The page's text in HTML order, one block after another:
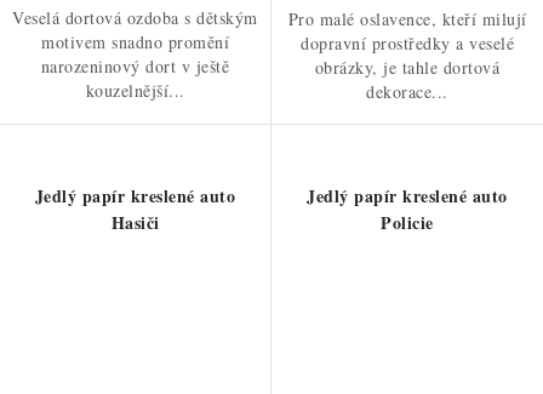
Veselá dortová ozdoba s dětským
motivem snadno promění
narozeninový dort v ještě
kouzelnější...
Pro malé oslavence, kteří milují
dopravní prostředky a veselé
obrázky, je tahle dortová
dekorace...
Jedlý papír kreslené auto
Hasiči
Jedlý papír kreslené auto
Policie